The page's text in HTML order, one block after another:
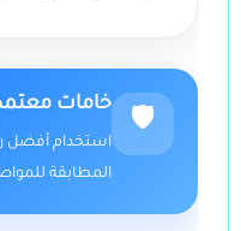
🛡️
خامات
استخدام أفضل
المطابقة